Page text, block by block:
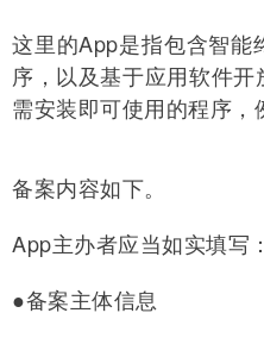
这里的App是指包含智能
序，以及基于应用软件开
需安装即可使用的程序
备案内容如下。
App主办者应当如实填写：
●备案主体信息